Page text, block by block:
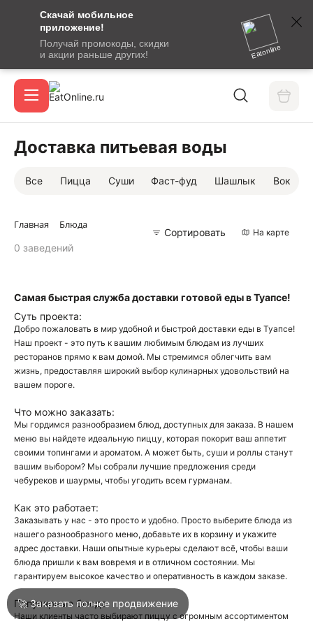
Скачай мобильное
приложение!
Получай промокоды, скидки
и акции раньше других!
Eatonline
сообщение
кодом
подтверждения
Акции
ГородТуапсе
Написать в техподдержку
Доставка питьевая воды
Все Пицца Суши Фаст-фуд Шашлык Вок
Главная Блюда
0 заведений
Сортировать На карте
Самая быстрая служба доставки готовой еды в Туапсе!
Суть проекта:
Добро пожаловать в мир удобной и быстрой доставки еды в Туапсе!
Наш проект - это путь к вашим любимым блюдам из лучших
ресторанов прямо к вам домой. Мы стремимся облегчить вам
жизнь, предоставляя широкий выбор кулинарных удовольствий на
вашем пороге.
Что можно заказать:
Мы гордимся разнообразием блюд, доступных для заказа. В нашем
меню вы найдете идеальную пиццу, которая покорит ваш аппетит
своими топингами и ароматом. А может быть, суши и роллы станут
вашим выбором? Мы собрали лучшие предложения среди
чебуреков и шаурмы, чтобы угодить всем гурманам.
Как это работает:
Заказывать у нас - это просто и удобно. Просто выберите блюда из
нашего разнообразного меню, добавьте их в корзину и укажите
адрес доставки. Наши опытные курьеры сделают всё, чтобы ваши
блюда пришли к вам вовремя и в отличном состоянии. Мы
гарантируем высокое качество и оперативность в каждом заказе.
Популярные блюда:
Наши клиенты часто выбирают пиццу с огромным ассортиментом
🚀 Заказать полное продвижение